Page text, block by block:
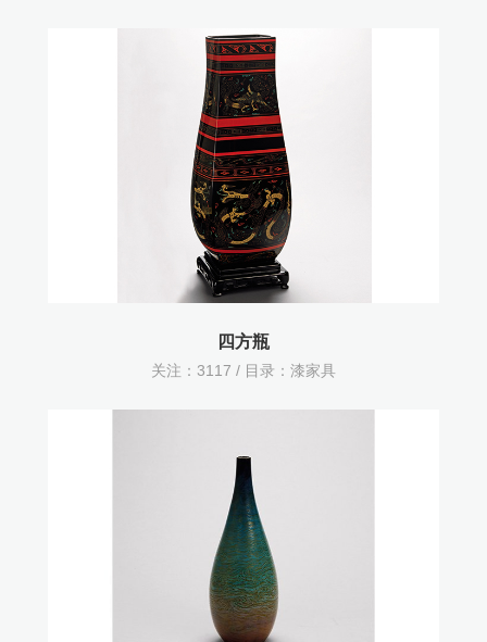
四方瓶
关注： 3117 / 目录： 漆家具